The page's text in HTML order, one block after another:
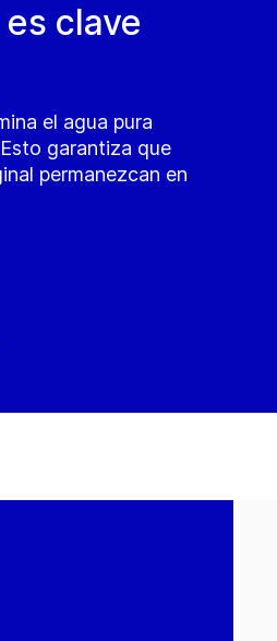
clave
el agua pura
garantiza que
permanezcan en